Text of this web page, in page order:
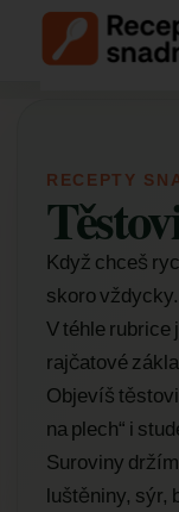
RECEPTY
Když chceš
skoro vždycky.
V téhle rubrice
rajčatové
Objevíš
na plech“ i
Suroviny
luštěniny, sýr,